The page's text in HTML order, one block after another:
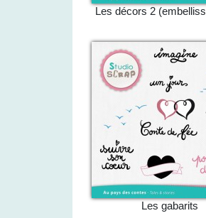
Les décors 2
Les gabarits